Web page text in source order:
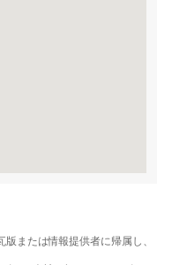
または情報提供者に帰属し、